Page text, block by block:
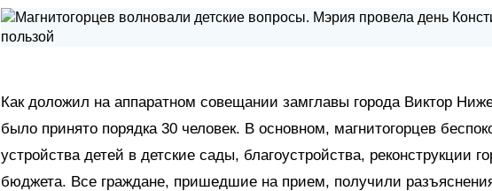
Как доложил на аппаратном совещании замглавы города Виктор
было принято порядка 30 человек. В основном, магнитогорцев
устройства детей в детские сады, благоустройства, реконструкции
бюджета. Все граждане, пришедшие на прием, получили